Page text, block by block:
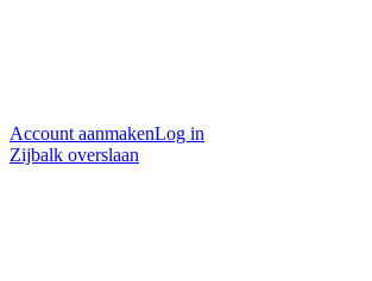
Account aanmakenLog in
Zijbalk overslaan